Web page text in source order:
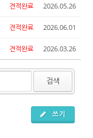
견적완료 2026.05.26
견적완료 2026.06.01
견적완료 2026.03.26
검색
쓰기